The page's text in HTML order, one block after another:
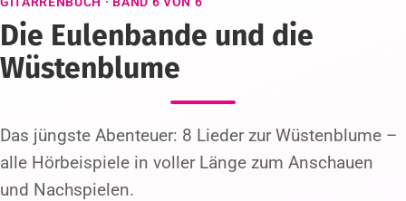
Die Eulenbande und die
Wüstenblume
Das jüngste Abenteuer: 8 Lieder zur Wüstenblume –
alle Hörbeispiele in voller Länge zum Anschauen
und Nachspielen.